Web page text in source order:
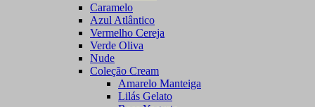
Caramelo
Azul Atlântico
Vermelho Cereja
Verde Oliva
Nude
Coleção Cream
Amarelo Manteiga
Lilás Gelato